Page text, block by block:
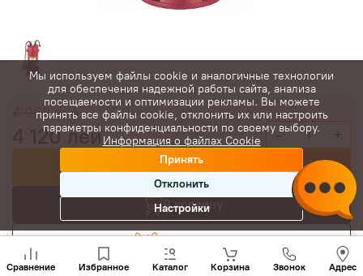
4 962лей
4 120лей - +
Купить сейчас
В корзину
Сравнение Избранное Каталог Корзина Звонок Адрес
нам
+(373)
Мы используем файлы cookie и аналогичные технологии
для обеспечения надежной работы сайта, анализа
посещаемости и оптимизации рекламы. Вы можете
принять все файлы cookie, отклонить их или настроить
параметры конфиденциальности по своему выбору.
Информация о файлах Cookie
Принять
Отклонить
Настройки